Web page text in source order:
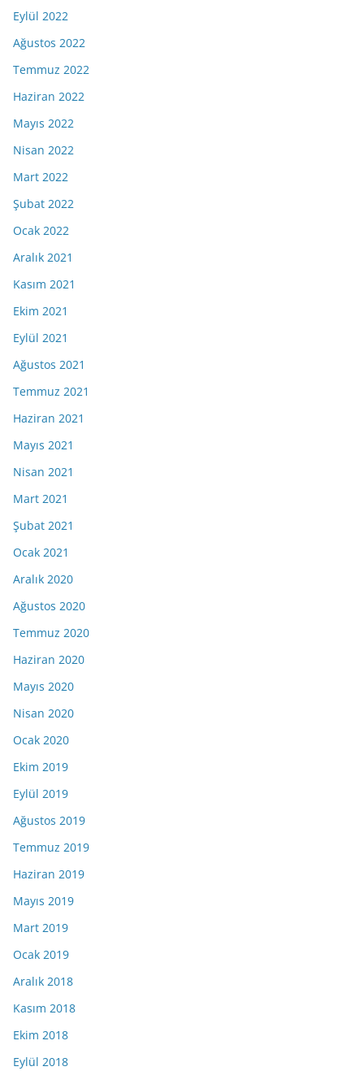
Eylül 2022
Ağustos 2022
Temmuz 2022
Haziran 2022
Mayıs 2022
Nisan 2022
Mart 2022
Şubat 2022
Ocak 2022
Aralık 2021
Kasım 2021
Ekim 2021
Eylül 2021
Ağustos 2021
Temmuz 2021
Haziran 2021
Mayıs 2021
Nisan 2021
Mart 2021
Şubat 2021
Ocak 2021
Aralık 2020
Ağustos 2020
Temmuz 2020
Haziran 2020
Mayıs 2020
Nisan 2020
Ocak 2020
Ekim 2019
Eylül 2019
Ağustos 2019
Temmuz 2019
Haziran 2019
Mayıs 2019
Mart 2019
Ocak 2019
Aralık 2018
Kasım 2018
Ekim 2018
Eylül 2018